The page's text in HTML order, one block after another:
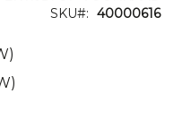
SKU
40000616